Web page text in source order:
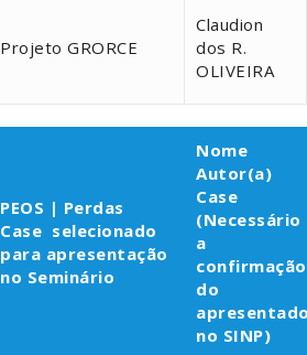
Projeto GRORCE
Claudion
dos R.
OLIVEIRA
PEOS | Perdas
Case selecionado
para apresentação
no Seminário
Nome
Autor(a)
Case
(Necessário
a
confirmação
do
no SINP)